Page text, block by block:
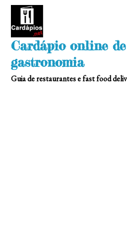
Skip
Cardápio online de
gastronomia
Guia de restaurantes e fast food